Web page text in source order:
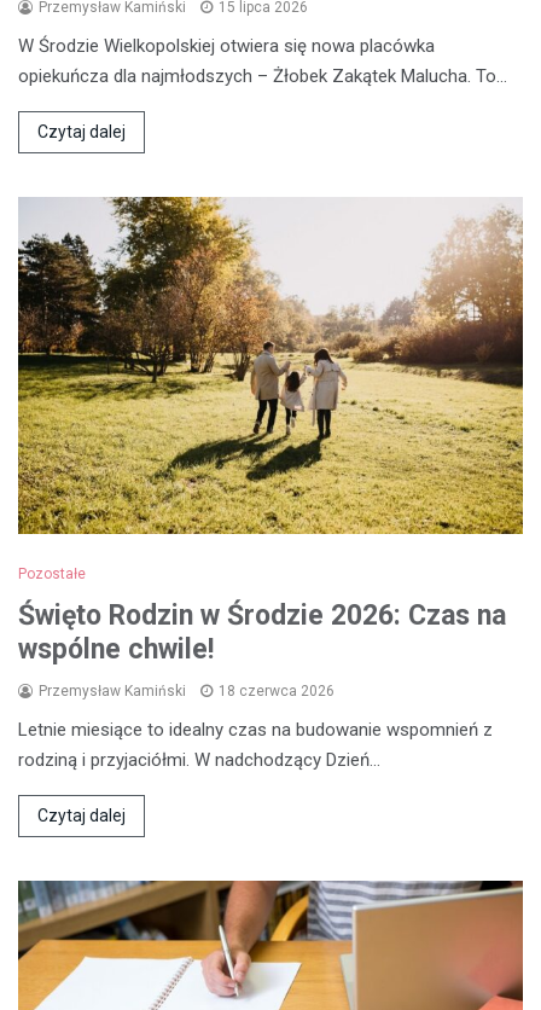
Przemysław Kamiński 15 lipca 2026
W Środzie Wielkopolskiej otwiera się nowa placówka
opiekuńcza dla najmłodszych – Żłobek Zakątek Malucha. To…
Czytaj dalej
Pozostałe
Święto Rodzin w Środzie 2026: Czas na
wspólne chwile!
Przemysław Kamiński 18 czerwca 2026
Letnie miesiące to idealny czas na budowanie wspomnień z
rodziną i przyjaciółmi. W nadchodzący Dzień…
Czytaj dalej